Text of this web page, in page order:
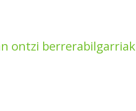
ontzi berrerabilgarriak